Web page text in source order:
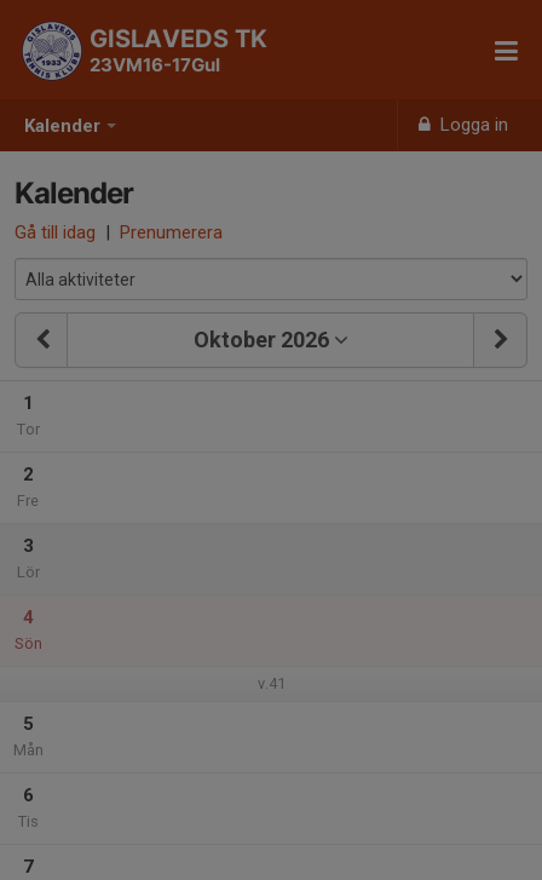
Kalender Logga in
GISLAVEDS TK
23VM16-17Gul
Kalender
Gå till idag | Prenumerera
Oktober 2026
1
Tor
2
Fre
3
Lör
4
Sön
v.41
5
Mån
6
Tis
7